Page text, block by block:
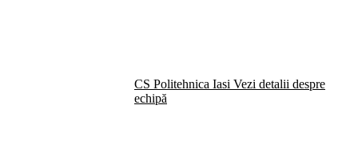
CS Politehnica Iasi Vezi detalii despre
echipă